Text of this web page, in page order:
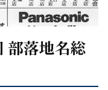
部落地名総